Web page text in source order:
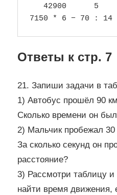
   42900      5
Ответы к стр. 7
21. Запиши задачи в
1) Автобус прошёл 90
Сколько времени он
2) Мальчик пробежал
За сколько секунд он
расстояние?
3) Рассмотри таблицу
найти время движения,